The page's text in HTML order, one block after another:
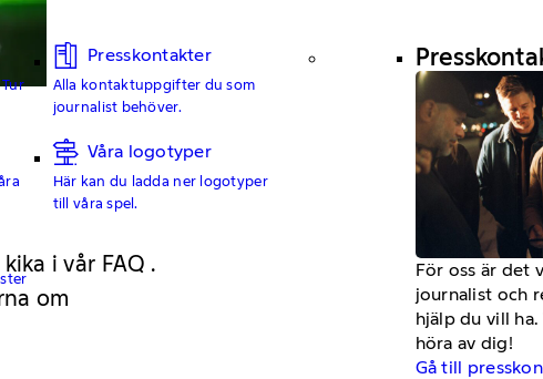
Presskontakter
Alla kontaktuppgifter du som
journalist behöver.
Våra logotyper
Här kan du ladda ner logotyper
till våra spel.
För oss är det
journalist och
hjälp du vill
höra av dig!
Gå till
i vår FAQ .
om